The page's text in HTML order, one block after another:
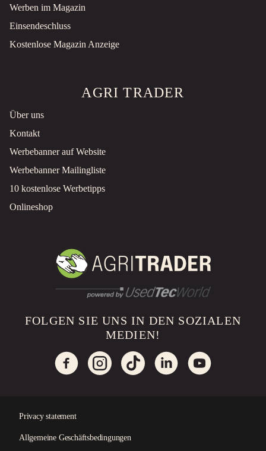
Werben im Magazin
Einsendeschluss
Kostenlose Magazin Anzeige
AGRI TRADER
Über uns
Kontakt
Werbebanner auf Website
Werbebanner Mailingliste
10 kostenlose Werbetipps
Onlineshop
FOLGEN SIE UNS IN DEN SOZIALEN
MEDIEN!
Privacy statement
Allgemeine Geschäftsbedingungen